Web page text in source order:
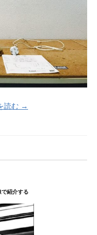
読む →
紹介する